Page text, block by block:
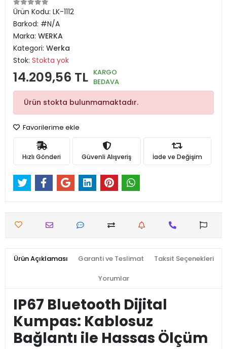
Ürün Kodu: LK-1112
Barkod: #N/A
Marka: WERKA
Kategori: Werka
Stok: Stokta yok
14.209,56 TL KARGO
BEDAVA
Ürün stokta bulunmamaktadır.
Favorilerime ekle
Hızlı Gönderi Güvenli Alışveriş İade ve Değişim
Ürün Açıklaması Garanti ve Teslimat Taksit Seçenekleri
Yorumlar
IP67 Bluetooth Dijital
Kumpas: Kablosuz
Bağlantı ile Hassas Ölçüm